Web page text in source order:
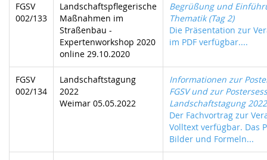
FGSV
002/133
Landschaftspflegerische
Maßnahmen im
Straßenbau -
Expertenworkshop 2020
online 29.10.2020
Begrüßung und
Thematik (Tag 2)
Die Präsentation zur
im PDF verfügbar....
FGSV
002/134
Landschaftstagung
2022
Weimar 05.05.2022
Informationen zur
FGSV und zur
Landschaftstagung
Der Fachvortrag zur
Volltext verfügbar. Das
Bilder und Formeln...